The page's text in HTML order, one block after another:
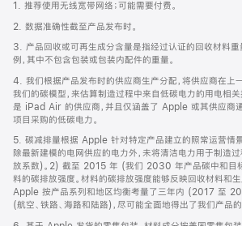
页
页
脚
注
1. 推荐使用无线宽带网络；可能需要付费。
2. 数据准确性截至产品发布时。
3. 产品回收或可再生成分含量是指经过认证的回收材料重
例，其中不包含包装或包装内配件的重量。
4. 我们根据产品发布时的供应商生产分配，将供应商在上
我们的碳模型，来估算制造过程中来自低碳电力的用电相
是 iPad Air 的供应商，并且仅涵盖了 Apple 或其供应商
项目采购的低碳电力。
5. 碳减排量根据 Apple 针对特定产品建立的照常运营情
除最新建模的电网供应的电力外，未将清洁电力用于制造
放系数)。2) 截至 2015 年 (我们 2030 年产品碳中和目
料的碳排放强度。材料的碳排放强度能够反映回收材料和
Apple 按产品系列和地区均衡考量了三年内 (2017 至
(航空、铁路、海路和陆路)，尽可能全面地得出了我们产品